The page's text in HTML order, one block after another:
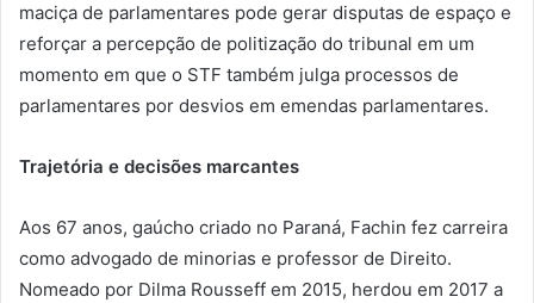
maciça de parlamentares pode gerar disputas de espaço e
reforçar a percepção de politização do tribunal em um
momento em que o STF também julga processos de
parlamentares por desvios em emendas parlamentares.
Trajetória e decisões marcantes
Aos 67 anos, gaúcho criado no Paraná, Fachin fez carreira
como advogado de minorias e professor de Direito.
Nomeado por Dilma Rousseff em 2015, herdou em 2017 a